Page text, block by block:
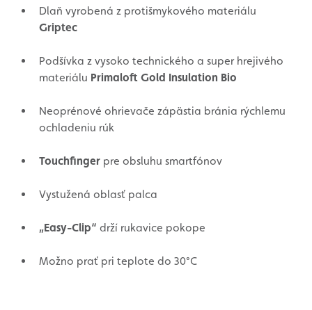
Dlaň vyrobená z protišmykového materiálu
Griptec
Podšívka z vysoko technického a super hrejivého
materiálu Primaloft Gold Insulation Bio
Neoprénové ohrievače zápästia bránia rýchlemu
ochladeniu rúk
Touchfinger pre obsluhu smartfónov
Vystužená oblasť palca
„Easy-Clip“ drží rukavice pokope
Možno prať pri teplote do 30°C